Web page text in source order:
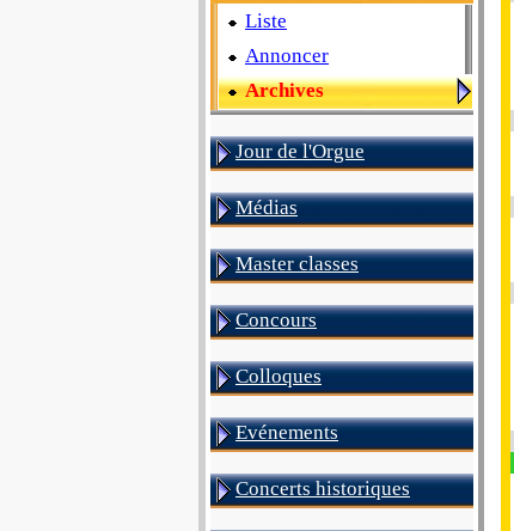
Liste
Annoncer
Archives
Jour de l'Orgue
Médias
Master classes
Concours
Colloques
Evénements
Concerts historiques